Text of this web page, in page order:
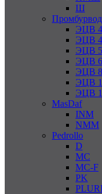
Ш
Промбурвод
ЭЦВ
ЭЦВ 4
ЭЦВ 5
ЭЦВ 6
ЭЦВ 8
ЭЦВ
ЭЦВ
MasDaf
INM
NMM
Pedrollo
D
MC
MC-F
PK